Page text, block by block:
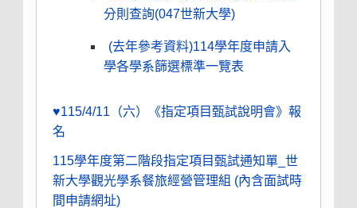
分則查詢(047世新大學)
(去年參考資料)114學年度申請入
學各學系篩選標準一覽表
♥115/4/11（六）《指定項目甄試說明會》報
名
115學年度第二階段指定項目甄試通知單_世
新大學觀光學系餐旅經營管理組 (內含面試時
間申請網址)